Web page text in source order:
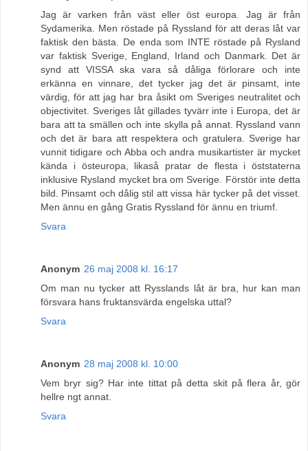
Jag är varken från väst eller öst europa. Jag är från
Sydamerika. Men röstade på Ryssland för att deras låt var
faktisk den bästa. De enda som INTE röstade på Rysland
var faktisk Sverige, England, Irland och Danmark. Det är
synd att VISSA ska vara så dåliga förlorare och inte
erkänna en vinnare, det tycker jag det är pinsamt, inte
värdig, för att jag har bra åsikt om Sveriges neutralitet och
objectivitet. Sveriges låt gillades tyvärr inte i Europa, det är
bara att ta smällen och inte skylla på annat. Ryssland vann
och det är bara att respektera och gratulera. Sverige har
vunnit tidigare och Abba och andra musikartister är mycket
kända i östeuropa, likaså pratar de flesta i öststaterna
inklusive Rysland mycket bra om Sverige. Förstör inte detta
bild. Pinsamt och dålig stil att vissa här tycker på det visset.
Men ännu en gång Gratis Ryssland för ännu en triumf.
Svara
Anonym 26 maj 2008 kl. 16:17
Om man nu tycker att Rysslands låt är bra, hur kan man
försvara hans fruktansvärda engelska uttal?
Svara
Anonym 28 maj 2008 kl. 10:00
Vem bryr sig? Har inte tittat på detta skit på flera år, gör
hellre ngt annat.
Svara